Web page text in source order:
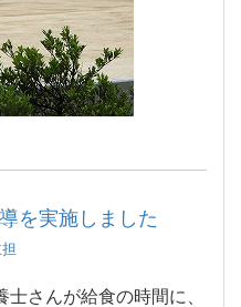
を実施しました
士さんが給食の時間に、